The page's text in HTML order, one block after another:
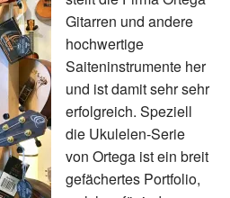
Gitarren und andere
hochwertige
Saiteninstrumente her
und ist damit sehr sehr
erfolgreich. Speziell
die Ukulelen-Serie
von Ortega ist ein breit
gefächertes Portfolio,